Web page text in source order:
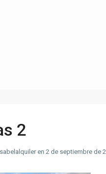
2
en 2 de septiembre de